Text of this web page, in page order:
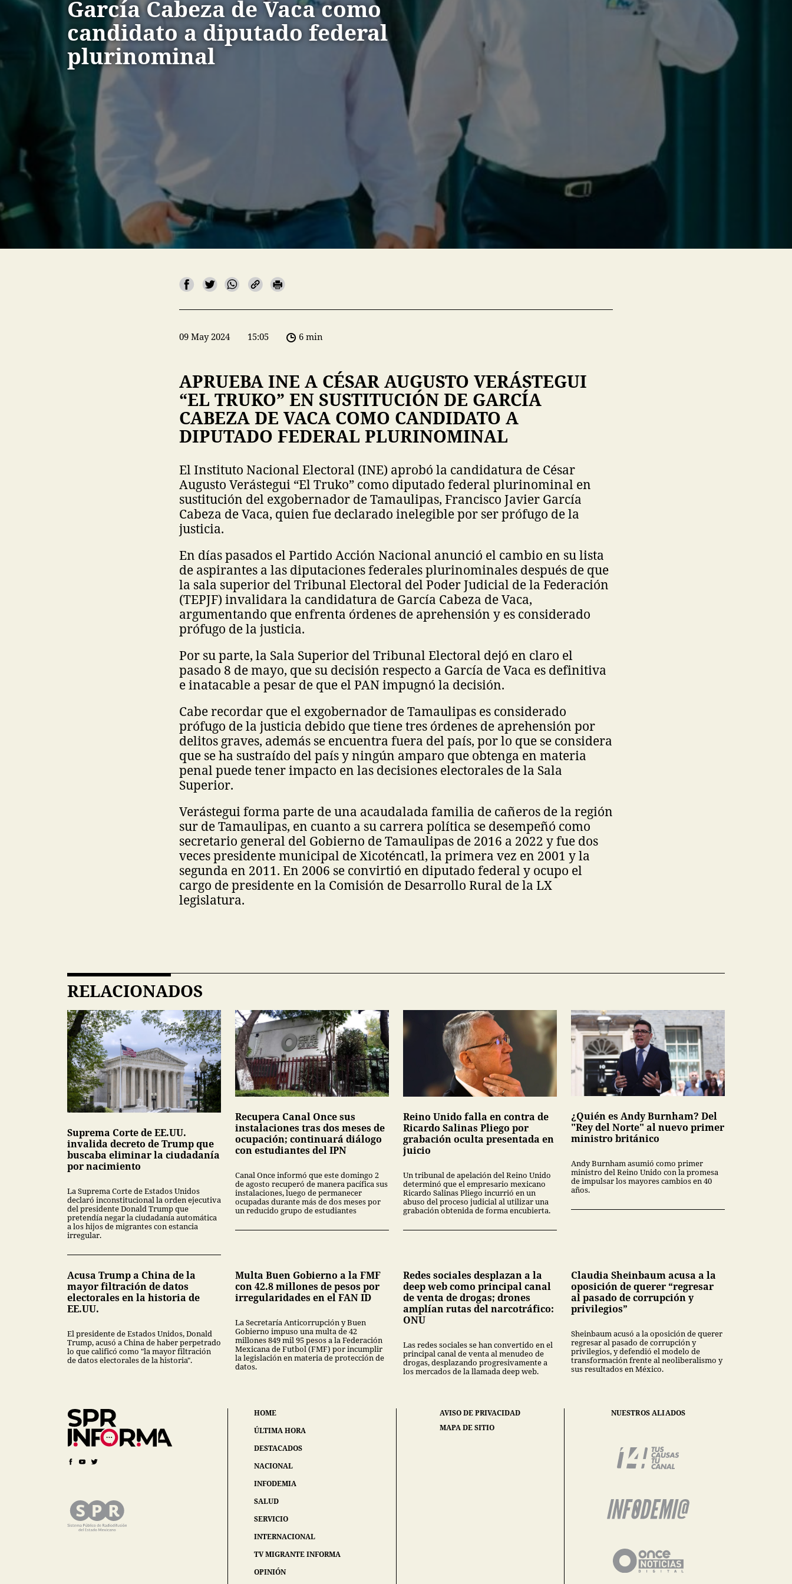
García Cabeza de Vaca como
candidato a diputado federal
plurinominal
09 May 2024 15:05 6 min
APRUEBA INE A CÉSAR AUGUSTO VERÁSTEGUI
“EL TRUKO” EN SUSTITUCIÓN DE GARCÍA
CABEZA DE VACA COMO CANDIDATO A
DIPUTADO FEDERAL PLURINOMINAL
El Instituto Nacional Electoral (INE) aprobó la candidatura de César
Augusto Verástegui “El Truko” como diputado federal plurinominal en
sustitución del exgobernador de Tamaulipas, Francisco Javier García
Cabeza de Vaca, quien fue declarado inelegible por ser prófugo de la
justicia.
En días pasados el Partido Acción Nacional anunció el cambio en su lista
de aspirantes a las diputaciones federales plurinominales después de que
la sala superior del Tribunal Electoral del Poder Judicial de la Federación
(TEPJF) invalidara la candidatura de García Cabeza de Vaca,
argumentando que enfrenta órdenes de aprehensión y es considerado
prófugo de la justicia.
Por su parte, la Sala Superior del Tribunal Electoral dejó en claro el
pasado 8 de mayo, que su decisión respecto a García de Vaca es definitiva
e inatacable a pesar de que el PAN impugnó la decisión.
Cabe recordar que el exgobernador de Tamaulipas es considerado
prófugo de la justicia debido que tiene tres órdenes de aprehensión por
delitos graves, además se encuentra fuera del país, por lo que se considera
que se ha sustraído del país y ningún amparo que obtenga en materia
penal puede tener impacto en las decisiones electorales de la Sala
Superior.
Verástegui forma parte de una acaudalada familia de cañeros de la región
sur de Tamaulipas, en cuanto a su carrera política se desempeñó como
secretario general del Gobierno de Tamaulipas de 2016 a 2022 y fue dos
veces presidente municipal de Xicoténcatl, la primera vez en 2001 y la
segunda en 2011. En 2006 se convirtió en diputado federal y ocupo el
cargo de presidente en la Comisión de Desarrollo Rural de la LX
legislatura.
RELACIONADOS
Suprema Corte de EE.UU.
invalida decreto de Trump que
buscaba eliminar la ciudadanía
por nacimiento
La Suprema Corte de Estados Unidos
declaró inconstitucional la orden ejecutiva
del presidente Donald Trump que
pretendía negar la ciudadanía automática
a los hijos de migrantes con estancia
irregular.
Recupera Canal Once sus
instalaciones tras dos meses de
ocupación; continuará diálogo
con estudiantes del IPN
Canal Once informó que este domingo 2
de agosto recuperó de manera pacífica sus
instalaciones, luego de permanecer
ocupadas durante más de dos meses por
un reducido grupo de estudiantes
Reino Unido falla en contra de
Ricardo Salinas Pliego por
grabación oculta presentada en
juicio
Un tribunal de apelación del Reino Unido
determinó que el empresario mexicano
Ricardo Salinas Pliego incurrió en un
abuso del proceso judicial al utilizar una
grabación obtenida de forma encubierta.
¿Quién es Andy Burnham? Del
"Rey del Norte" al nuevo primer
ministro británico
Andy Burnham asumió como primer
ministro del Reino Unido con la promesa
de impulsar los mayores cambios en 40
años.
Acusa Trump a China de la
mayor filtración de datos
electorales en la historia de
EE.UU.
El presidente de Estados Unidos, Donald
Trump, acusó a China de haber perpetrado
lo que calificó como "la mayor filtración
de datos electorales de la historia".
Multa Buen Gobierno a la FMF
con 42.8 millones de pesos por
irregularidades en el FAN ID
La Secretaría Anticorrupción y Buen
Gobierno impuso una multa de 42
millones 849 mil 95 pesos a la Federación
Mexicana de Futbol (FMF) por incumplir
la legislación en materia de protección de
datos.
Redes sociales desplazan a la
deep web como principal canal
de venta de drogas; drones
amplían rutas del narcotráfico:
ONU
Las redes sociales se han convertido en el
principal canal de venta al menudeo de
drogas, desplazando progresivamente a
los mercados de la llamada deep web.
Claudia Sheinbaum acusa a la
oposición de querer “regresar
al pasado de corrupción y
privilegios”
Sheinbaum acusó a la oposición de querer
regresar al pasado de corrupción y
privilegios, y defendió el modelo de
transformación frente al neoliberalismo y
sus resultados en México.
HOME
ÚLTIMA HORA
DESTACADOS
NACIONAL
INFODEMIA
SALUD
SERVICIO
INTERNACIONAL
TV MIGRANTE INFORMA
OPINIÓN
AVISO DE PRIVACIDAD
MAPA DE SITIO
NUESTROS ALIADOS